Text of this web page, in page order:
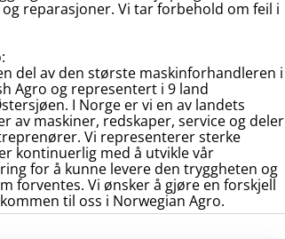
reparasjoner. Vi tar forbehold om feil i
del av den største maskinforhandleren i
Agro og representert i 9 land
I Norge er vi en av landets
av maskiner, redskaper, service og deler
Vi representerer sterke
kontinuerlig med å utvikle vår
for å kunne levere den tryggheten og
forventes. Vi ønsker å gjøre en forskjell
til oss i Norwegian Agro.